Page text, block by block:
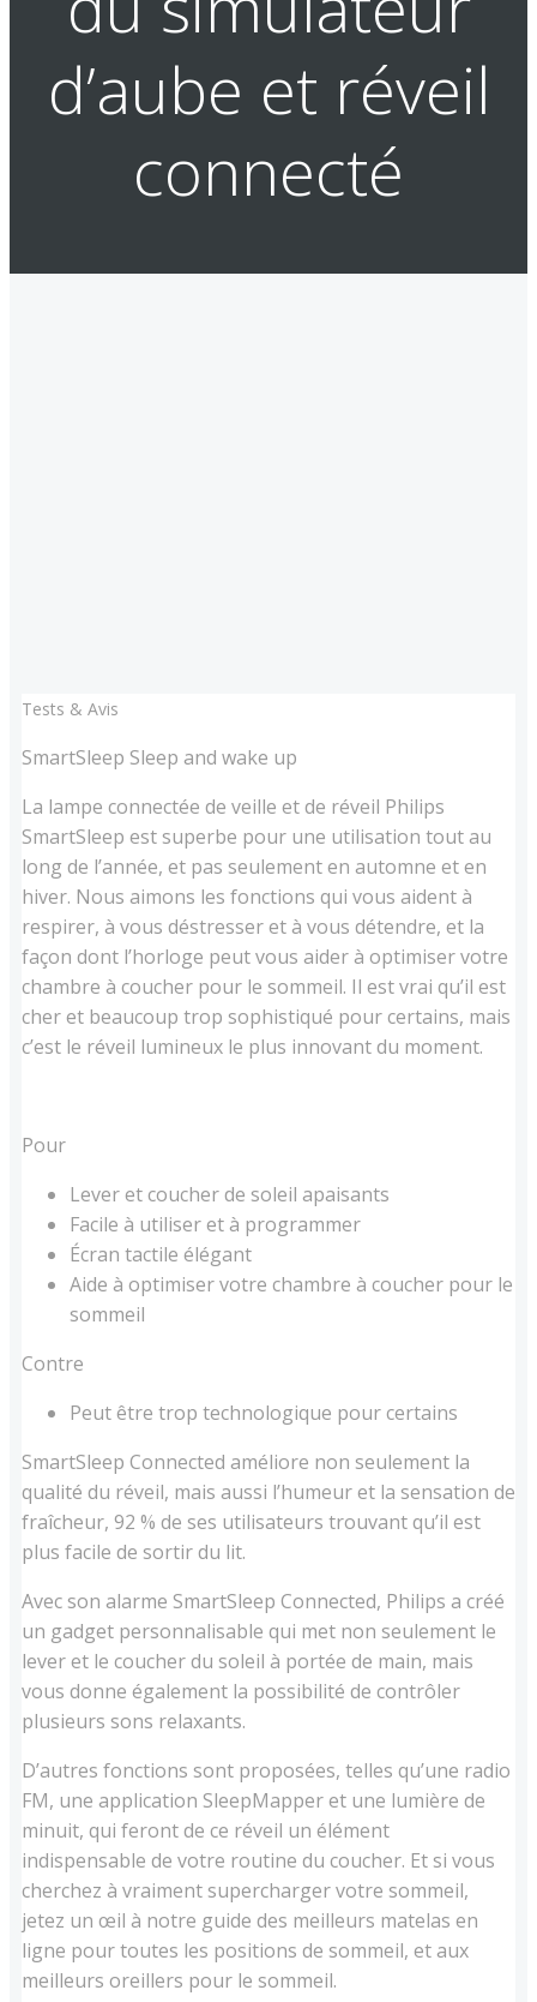
d’aube et réveil
connecté
Tests & Avis
SmartSleep Sleep and wake up
La lampe connectée de veille et de réveil Philips
SmartSleep est superbe pour une utilisation tout au
long de l’année, et pas seulement en automne et en
hiver. Nous aimons les fonctions qui vous aident à
respirer, à vous déstresser et à vous détendre, et la
façon dont l’horloge peut vous aider à optimiser votre
chambre à coucher pour le sommeil. Il est vrai qu’il est
cher et beaucoup trop sophistiqué pour certains, mais
c’est le réveil lumineux le plus innovant du moment.
Pour
Lever et coucher de soleil apaisants
Facile à utiliser et à programmer
Écran tactile élégant
Aide à optimiser votre chambre à coucher pour le
sommeil
Contre
Peut être trop technologique pour certains
SmartSleep Connected améliore non seulement la
qualité du réveil, mais aussi l’humeur et la sensation de
fraîcheur, 92 % de ses utilisateurs trouvant qu’il est
plus facile de sortir du lit.
Avec son alarme SmartSleep Connected, Philips a créé
un gadget personnalisable qui met non seulement le
lever et le coucher du soleil à portée de main, mais
vous donne également la possibilité de contrôler
plusieurs sons relaxants.
D’autres fonctions sont proposées, telles qu’une radio
FM, une application SleepMapper et une lumière de
minuit, qui feront de ce réveil un élément
indispensable de votre routine du coucher. Et si vous
cherchez à vraiment supercharger votre sommeil,
jetez un œil à notre guide des meilleurs matelas en
ligne pour toutes les positions de sommeil, et aux
meilleurs oreillers pour le sommeil.